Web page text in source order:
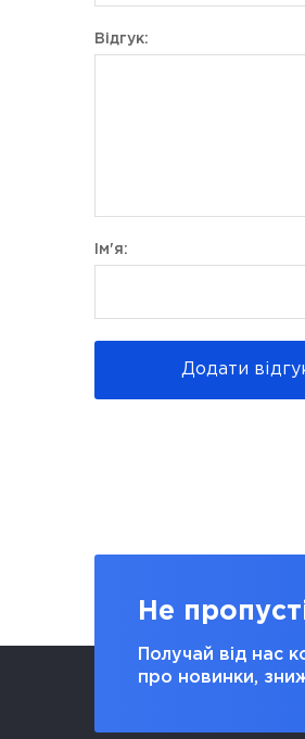
Відгук:
Ім'я:
Додати
Не
Получай від нас
про новинки,